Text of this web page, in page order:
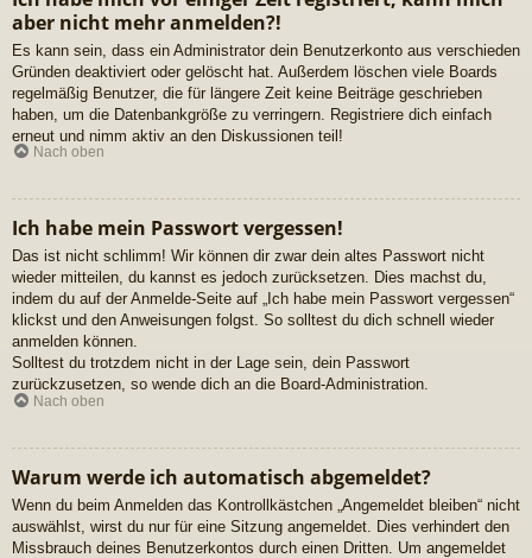
aber nicht mehr anmelden?!
Es kann sein, dass ein Administrator dein Benutzerkonto aus verschieden
Gründen deaktiviert oder gelöscht hat. Außerdem löschen viele Boards
regelmäßig Benutzer, die für längere Zeit keine Beiträge geschrieben
haben, um die Datenbankgröße zu verringern. Registriere dich einfach
erneut und nimm aktiv an den Diskussionen teil!
Nach oben
Ich habe mein Passwort vergessen!
Das ist nicht schlimm! Wir können dir zwar dein altes Passwort nicht
wieder mitteilen, du kannst es jedoch zurücksetzen. Dies machst du,
indem du auf der Anmelde-Seite auf „Ich habe mein Passwort vergessen“
klickst und den Anweisungen folgst. So solltest du dich schnell wieder
anmelden können.
Solltest du trotzdem nicht in der Lage sein, dein Passwort
zurückzusetzen, so wende dich an die Board-Administration.
Nach oben
Warum werde ich automatisch abgemeldet?
Wenn du beim Anmelden das Kontrollkästchen „Angemeldet bleiben“ nicht
auswählst, wirst du nur für eine Sitzung angemeldet. Dies verhindert den
Missbrauch deines Benutzerkontos durch einen Dritten. Um angemeldet